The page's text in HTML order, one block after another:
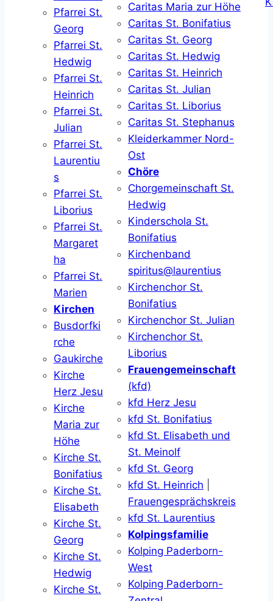
Pfarrei St.
Georg
Pfarrei St.
Hedwig
Pfarrei St.
Heinrich
Pfarrei St.
Julian
Pfarrei St.
Laurentiu
s
Pfarrei St.
Liborius
Pfarrei St.
Margaret
ha
Pfarrei St.
Marien
Kirchen
Busdorfki
rche
Gaukirche
Kirche
Herz Jesu
Kirche
Maria zur
Höhe
Kirche St.
Bonifatius
Kirche St.
Elisabeth
Kirche St.
Georg
Kirche St.
Hedwig
Kirche St.
Caritas Maria zur Höhe
Caritas St. Bonifatius
Caritas St. Georg
Caritas St. Hedwig
Caritas St. Heinrich
Caritas St. Julian
Caritas St. Liborius
Caritas St. Stephanus
Kleiderkammer Nord-
Ost
Chöre
Chorgemeinschaft St.
Hedwig
Kinderschola St.
Bonifatius
Kirchenband
spiritus@laurentius
Kirchenchor St.
Bonifatius
Kirchenchor St. Julian
Kirchenchor St.
Liborius
Frauengemeinschaft
(kfd)
kfd Herz Jesu
kfd St. Bonifatius
kfd St. Elisabeth und
St. Meinolf
kfd St. Georg
kfd St. Heinrich
Frauengesprächskreis
kfd St. Laurentius
Kolpingsfamilie
Kolping Paderborn-
West
Kolping Paderborn-